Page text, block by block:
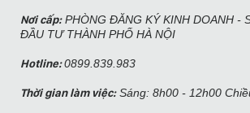
Nơi cấp:PHÒNG ĐĂNG KÝ KINH DOANH -
ĐẦU TƯ THÀNH PHỐ HÀ NỘI
Hotline:0899.839.983
Thời gian làm việc:Sáng: 8h00 - 12h00